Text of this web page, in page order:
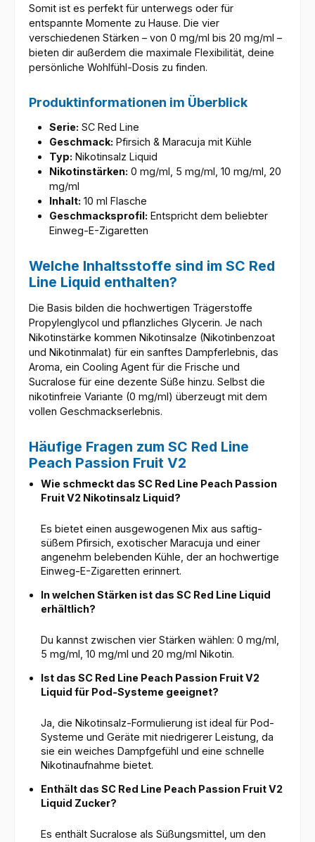
Somit ist es perfekt für unterwegs oder für
entspannte Momente zu Hause. Die vier
verschiedenen Stärken – von 0 mg/ml bis 20 mg/ml –
bieten dir außerdem die maximale Flexibilität, deine
persönliche Wohlfühl-Dosis zu finden.
Produktinformationen im Überblick
Serie: SC Red Line
Geschmack: Pfirsich & Maracuja mit Kühle
Typ: Nikotinsalz Liquid
Nikotinstärken: 0 mg/ml, 5 mg/ml, 10 mg/ml, 20
mg/ml
Inhalt: 10 ml Flasche
Geschmacksprofil: Entspricht dem beliebter
Einweg-E-Zigaretten
Welche Inhaltsstoffe sind im SC Red
Line Liquid enthalten?
Die Basis bilden die hochwertigen Trägerstoffe
Propylenglycol und pflanzliches Glycerin. Je nach
Nikotinstärke kommen Nikotinsalze (Nikotinbenzoat
und Nikotinmalat) für ein sanftes Dampferlebnis, das
Aroma, ein Cooling Agent für die Frische und
Sucralose für eine dezente Süße hinzu. Selbst die
nikotinfreie Variante (0 mg/ml) überzeugt mit dem
vollen Geschmackserlebnis.
Häufige Fragen zum SC Red Line
Peach Passion Fruit V2
Wie schmeckt das SC Red Line Peach Passion
Fruit V2 Nikotinsalz Liquid?
Es bietet einen ausgewogenen Mix aus saftig-
süßem Pfirsich, exotischer Maracuja und einer
angenehm belebenden Kühle, der an hochwertige
Einweg-E-Zigaretten erinnert.
In welchen Stärken ist das SC Red Line Liquid
erhältlich?
Du kannst zwischen vier Stärken wählen: 0 mg/ml,
5 mg/ml, 10 mg/ml und 20 mg/ml Nikotin.
Ist das SC Red Line Peach Passion Fruit V2
Liquid für Pod-Systeme geeignet?
Ja, die Nikotinsalz-Formulierung ist ideal für Pod-
Systeme und Geräte mit niedrigerer Leistung, da
sie ein weiches Dampfgefühl und eine schnelle
Nikotinaufnahme bietet.
Enthält das SC Red Line Peach Passion Fruit V2
Liquid Zucker?
Es enthält Sucralose als Süßungsmittel, um den